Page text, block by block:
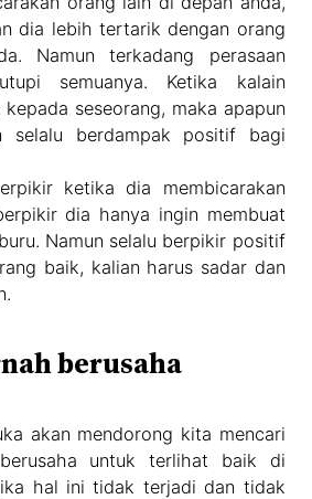
dia lebih tertarik dengan orang
Namun terkadang perasaan
semuanya. Ketika kalain
seseorang, maka apapun
selalu berdampak positif bagi
ketika dia membicarakan
dia hanya ingin membuat
Namun selalu berpikir positif
baik, kalian harus sadar dan
berusaha
akan mendorong kita mencari
untuk terlihat baik di
hal ini tidak terjadi dan tidak